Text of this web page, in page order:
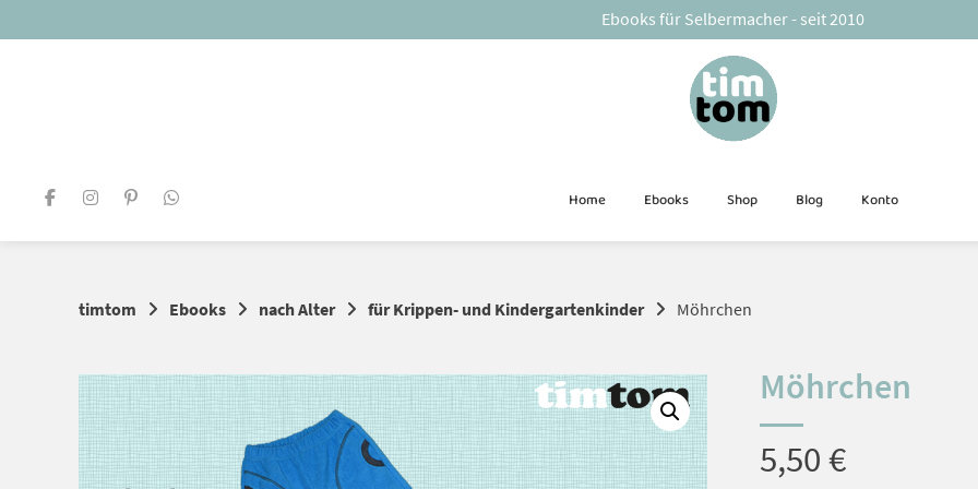
zum
Ebooks für Selbermacher - seit 2010
Home Ebooks Shop Blog Konto
timtom Ebooks nach Alter für Krippen- und Kindergartenkinder Möhrchen
Möhrchen
5,50€